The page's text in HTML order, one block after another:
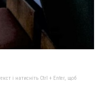
і натисніть Ctrl + Enter, щоб